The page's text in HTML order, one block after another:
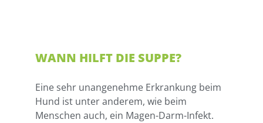
WANN HILFT DIE SUPPE?
Eine sehr unangenehme Erkrankung beim
Hund ist unter anderem, wie beim
Menschen auch, ein Magen-Darm-Infekt.